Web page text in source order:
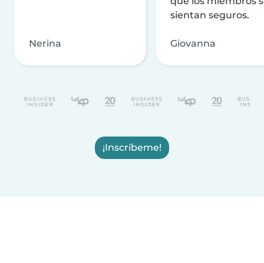
Nerina
sientan seguros.
Giovanna
¡Inscríbeme!